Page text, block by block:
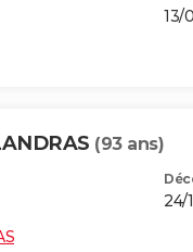
13/
(93 ans)
24/